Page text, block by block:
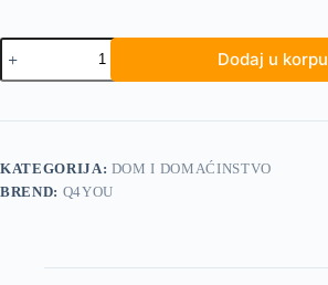
WaterDrop
Crystal
Grid
REŠETKA
količina
Dodaj u korpu
KATEGORIJA: DOM I DOMAĆINSTVO
BREND: Q4YOU